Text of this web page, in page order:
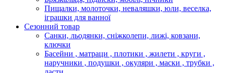
Пищалки, молоточки, неваляшки, юли, веселка,
іграшки для ванної
Сезонний товар
Санки, льодянки, сніжколепи, лижі, ковзани,
ключки
Басейни , матраци , плотики , жилети , круги ,
наручники , подушки , окуляри , маски , трубки ,